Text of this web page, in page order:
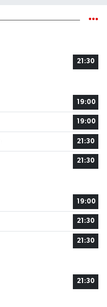
21:30
19:00
19:00
21:30
21:30
19:00
21:30
21:30
21:30